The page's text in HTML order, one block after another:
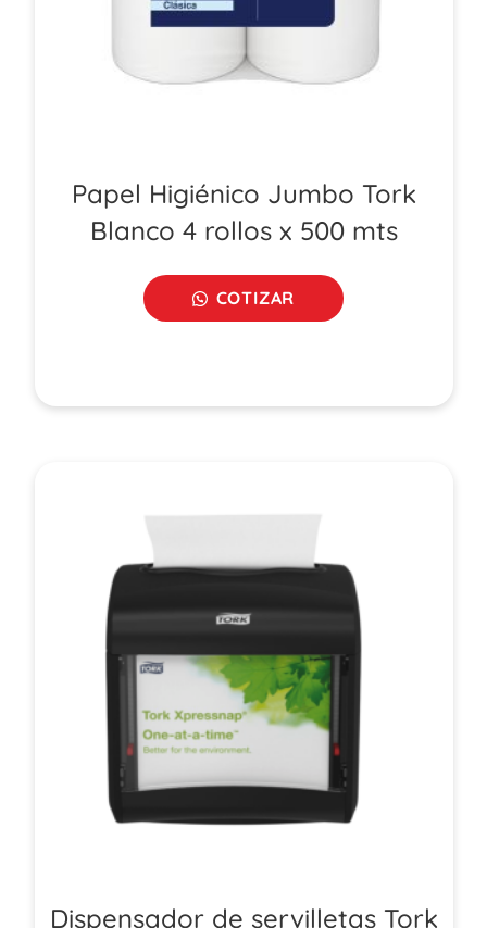
Papel Higiénico Jumbo Tork
Blanco 4 rollos x 500 mts
COTIZAR
Dispensador de servilletas Tork